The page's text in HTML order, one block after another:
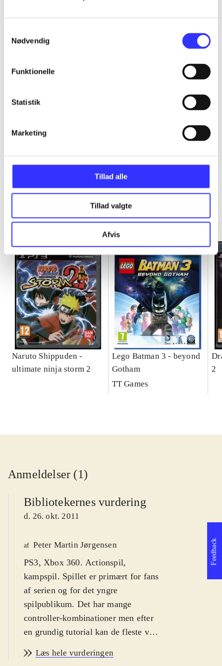
Nødvendig
Funktionelle
Statistik
Marketing
Tillad alle
Tillad valgte
Afvis
Minder om
Naruto Shippuden -
ultimate ninja storm 2
Lego Batman 3 - beyond
Gotham
TT Games
2
Anmeldelser (1)
Bibliotekernes vurdering
d. 26. okt. 2011
af Peter Martin Jørgensen
PS3, Xbox 360. Actionspil,
kampspil. Spillet er primært for fans
af serien og for det yngre
spilpublikum. Det har mange
controller-kombinationer men efter
en grundig tutorial kan de fleste være
Som spiller styrer man gennem en
Læs hele vurderingen
Feedback